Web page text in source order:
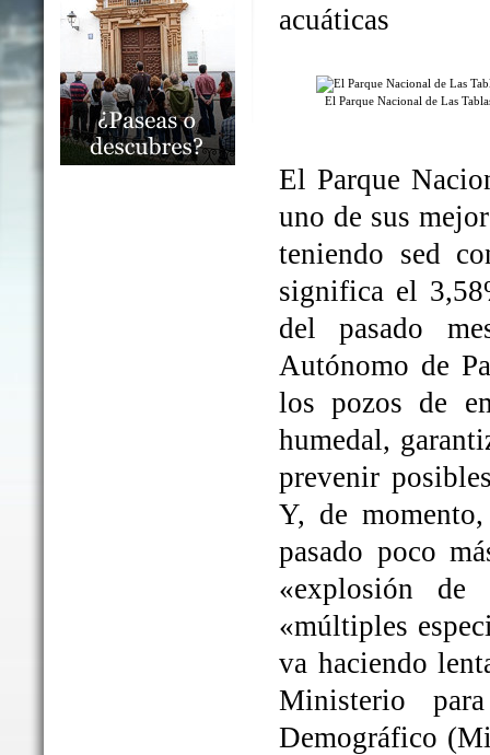
acuáticas
El Parque Nacional de Las
El Parque
uno de sus
teniendo sed
significa el
del pasado
Autónomo de
los pozos de
humedal,
prevenir
Y, de
pasado poco
«explosión
«múltiples
va haciendo
Ministerio
Demográfico